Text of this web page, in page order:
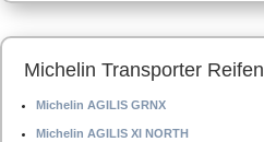
Michelin Transporter Reifen
Michelin AGILIS GRNX
Michelin AGILIS XI NORTH